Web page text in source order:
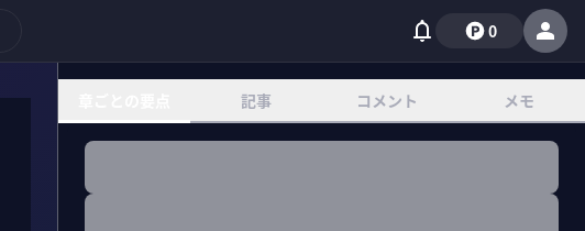
0
記事 コメント メモ